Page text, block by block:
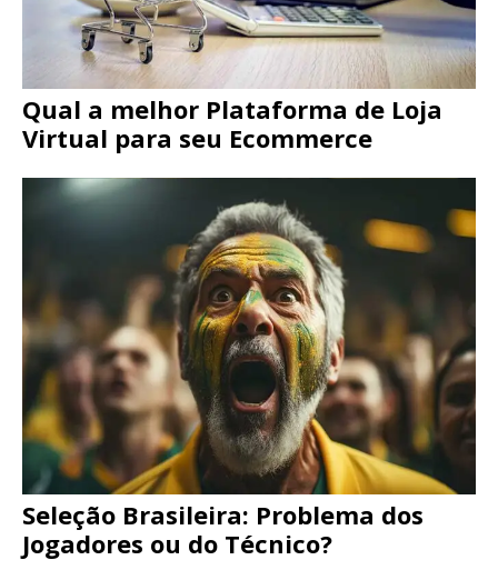
Qual a melhor Plataforma de Loja
Virtual para seu Ecommerce
Seleção Brasileira: Problema dos
Jogadores ou do Técnico?